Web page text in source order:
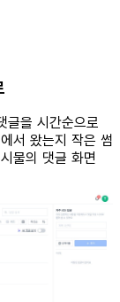
글을 시간순으로
서 왔는지 작은 썸
물의 댓글 화면